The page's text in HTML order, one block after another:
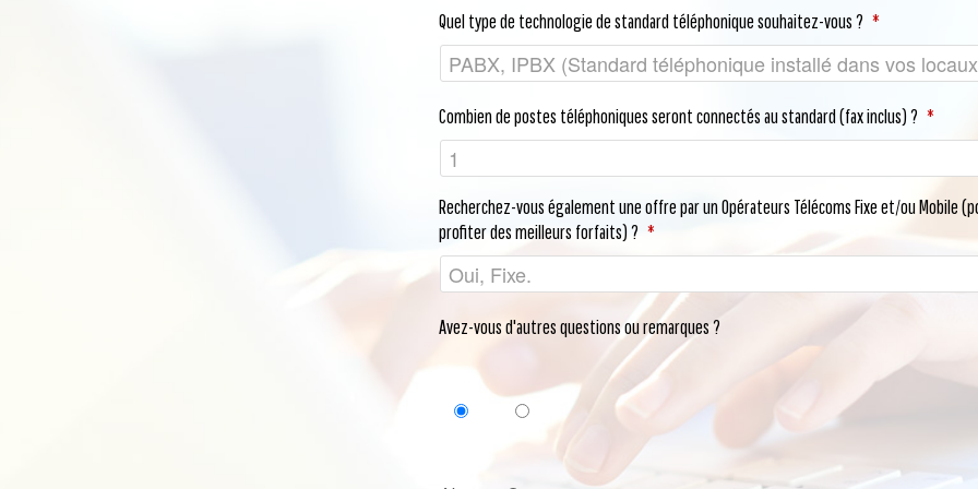
Quel type de technologie de standard téléphonique souhaitez-vous ? *
Combien de postes téléphoniques seront connectés au standard (fax inclus) ? *
Recherchez-vous également une offre par un Opérateurs Télécoms Fixe et/ou Mobile
profiter des meilleurs forfaits) ? *
Avez-vous d'autres questions ou remarques ?